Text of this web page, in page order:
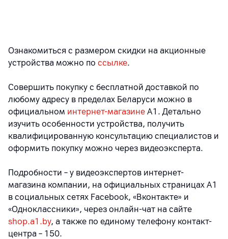
Ознакомиться с размером скидки на акционные
устройства можно по ссылке.
Совершить покупку с бесплатной доставкой по
любому адресу в пределах Беларуси можно в
официальном интернет-магазине А1. Детально
изучить особенности устройства, получить
квалифицированную консультацию специалистов и
оформить покупку можно через видеоэксперта.
Подробности – у видеоэкспертов интернет-
магазина компании, на официальных страницах A1
в социальных сетях Facebook, «Вконтакте» и
«Одноклассники», через онлайн-чат на сайте
shop.a1.by, а также по единому телефону контакт-
центра – 150.